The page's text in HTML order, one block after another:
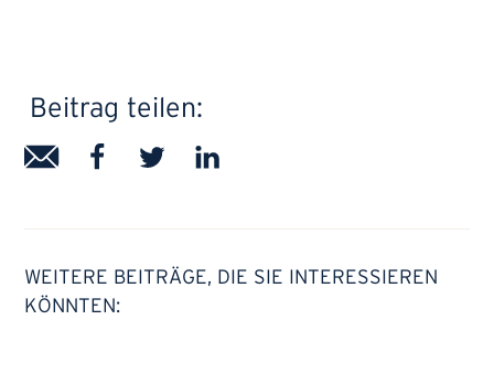
Beitrag teilen:
WEITERE BEITRÄGE, DIE SIE INTERESSIEREN
KÖNNTEN: